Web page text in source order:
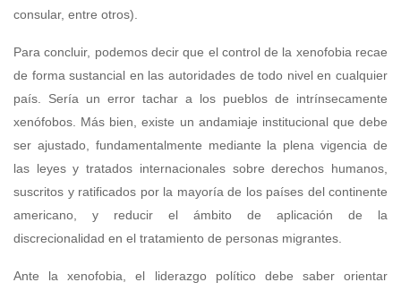
consular, entre otros).
Para concluir, podemos decir que el control de la xenofobia recae
de forma sustancial en las autoridades de todo nivel en cualquier
país. Sería un error tachar a los pueblos de intrínsecamente
xenófobos. Más bien, existe un andamiaje institucional que debe
ser ajustado, fundamentalmente mediante la plena vigencia de
las leyes y tratados internacionales sobre derechos humanos,
suscritos y ratificados por la mayoría de los países del continente
americano, y reducir el ámbito de aplicación de la
discrecionalidad en el tratamiento de personas migrantes.
Ante la xenofobia, el liderazgo político debe saber orientar